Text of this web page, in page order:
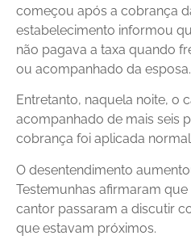
começou após a cobrança
estabelecimento informou
não pagava a taxa quando
ou acompanhado da esposa.
Entretanto, naquela noite, o
acompanhado de mais seis
cobrança foi aplicada
O desentendimento
Testemunhas afirmaram
cantor passaram a discutir
que estavam próximos.